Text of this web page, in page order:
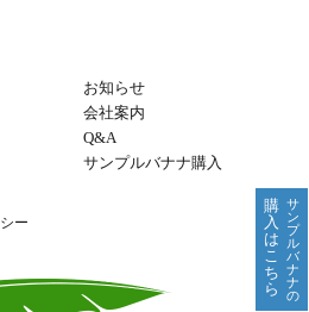
購
入
は
こ
ち
ら
サ
ン
プ
ル
バ
ナ
ナ
の
お知らせ
会社案内
Q&A
サンプルバナナ購入
ー